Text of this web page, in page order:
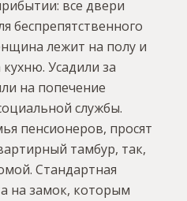
все двери
беспрепятственного
лежит на полу и
Усадили за
на попечение
службы.
пенсионеров, просят
тамбур, так,
Стандартная
на замок, которым